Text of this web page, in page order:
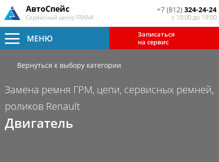
АвтоСпейс
Сервисный центр FRANK
+7 (812) 324-24-24
с 10:00 до 19:00
Записаться
на сервис
МЕНЮ
Вернуться к выбору категории
Замена ремня ГРМ, цепи, сервисных ремней,
роликов Renault
Двигатель